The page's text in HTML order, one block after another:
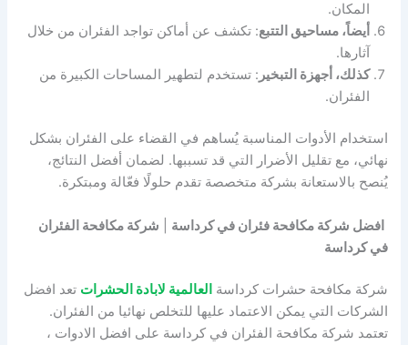
المكان.
أيضاً، مساحيق التتبع: تكشف عن أماكن تواجد الفئران من خلال
آثارها.
كذلك، أجهزة التبخير : تستخدم لتطهير المساحات الكبيرة من
الفئران.
استخدام الأدوات المناسبة يُساهم في القضاء على الفئران بشكل
نهائي، مع تقليل الأضرار التي قد تسببها. لضمان أفضل النتائج،
يُنصح بالاستعانة بشركة متخصصة تقدم حلولًا فعّالة ومبتكرة.
افضل شركة مكافحة فئران في كرداسة
شركة مكافحة الفئران
في كرداسة
شركة مكافحة حشرات كرداسة العالمية لابادة الحشرات تعد افضل
الشركات التي يمكن الاعتماد عليها للتخلص نهائيا من الفئران.
تعتمد شركة مكافحة الفئران في كرداسة على افضل الادوات ،